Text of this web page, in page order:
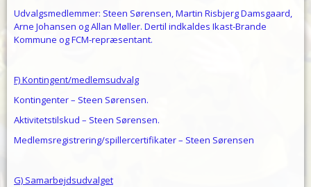
Udvalgsmedlemmer: Steen Sørensen, Martin Risbjerg Damsgaard,
Arne Johansen og Allan Møller. Dertil indkaldes Ikast-Brande
Kommune og FCM-repræsentant.
F) Kontingent/medlemsudvalg
Kontingenter – Steen Sørensen.
Aktivitetstilskud – Steen Sørensen.
Medlemsregistrering/spillercertifikater – Steen Sørensen
G) Samarbejdsudvalget